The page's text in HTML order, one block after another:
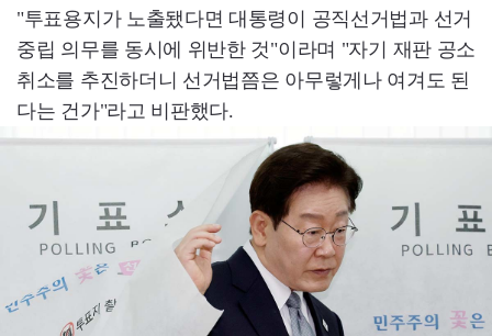
"투표용지가 노출됐다면 대통령이 공직선거법과 선거
중립 의무를 동시에 위반한 것"이라며 "자기 재판 공소
취소를 추진하더니 선거법쯤은 아무렇게나 여겨도 된
다는 건가"라고 비판했다.